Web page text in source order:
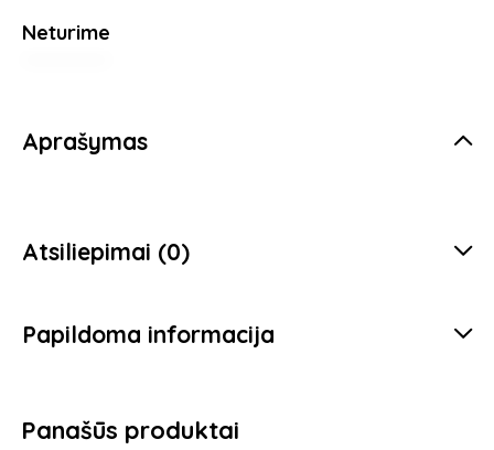
Neturime
Aprašymas
Atsiliepimai (0)
Papildoma informacija
Panašūs produktai